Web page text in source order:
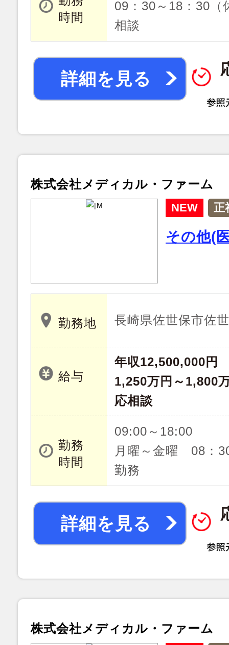
時間
09：30～18：30（
相談
詳細を見る
株式会社メディカル・ファーム
NEW 正
その他(
勤務地 長崎県佐世保市佐
給与
年収12,500,000円
1,250万円～1,800
応相談
勤務
時間
09:00～18:00
月曜～金曜 08：
勤務
詳細を見る
株式会社メディカル・ファーム